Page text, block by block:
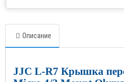
Описание
JJC L-R7 Крышка